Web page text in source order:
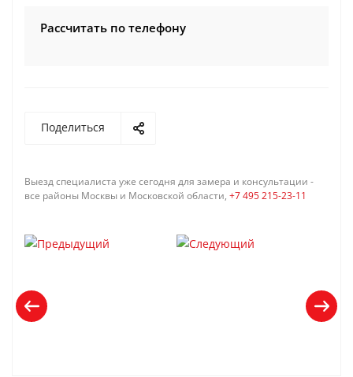
Рассчитать по телефону
Поделиться
Выезд специалиста уже сегодня для замера и консультации -
все районы Москвы и Московской области, +7 495 215-23-11